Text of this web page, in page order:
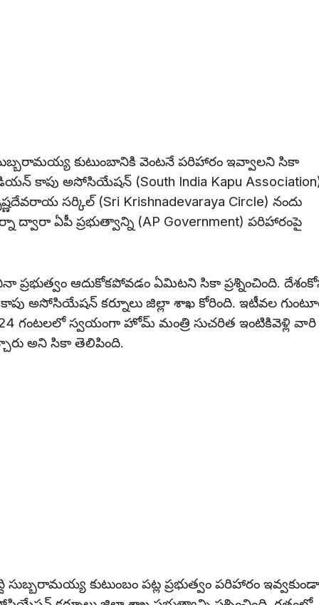
కుటుంబానికి వెంటనే పరిహారం ఇవ్వాలని సికా
కాపు అసోసియేషన్ (South India Kapu
సర్కిల్ (Sri Krishnadevaraya Circle) నందు
ద్వారా ఏపీ ప్రభుత్వాన్ని (AP Government) పరిహారంపై
ప్రభుత్వం ఆదుకోకపోవడం ఏమిటని సికా ప్రశ్నించింది.
అసోసియేషన్ కర్నూలు జిల్లా శాఖ కోరింది. ఇటీవల
గంటలలో స్వయంగా హోమ్ మంత్రి సుచరిత ఇంటికివెళ్లి వారి
అని సికా తెలిపింది.
కుటుంబం పట్ల ప్రభుత్వం పరిహారం ఇవ్వకుండా